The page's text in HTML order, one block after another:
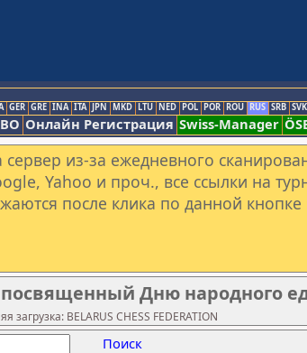
GER GRE INA ITA JPN MKD LTU NED POL POR ROU RUS SRB SVK
Онлайн Регистрация Swiss-Manager
из-за ежедневного
Yahoo и проч., все ссылки на
после клика по данной кнопке
Дню народного
BELARUS CHESS FEDERATION
Поиск